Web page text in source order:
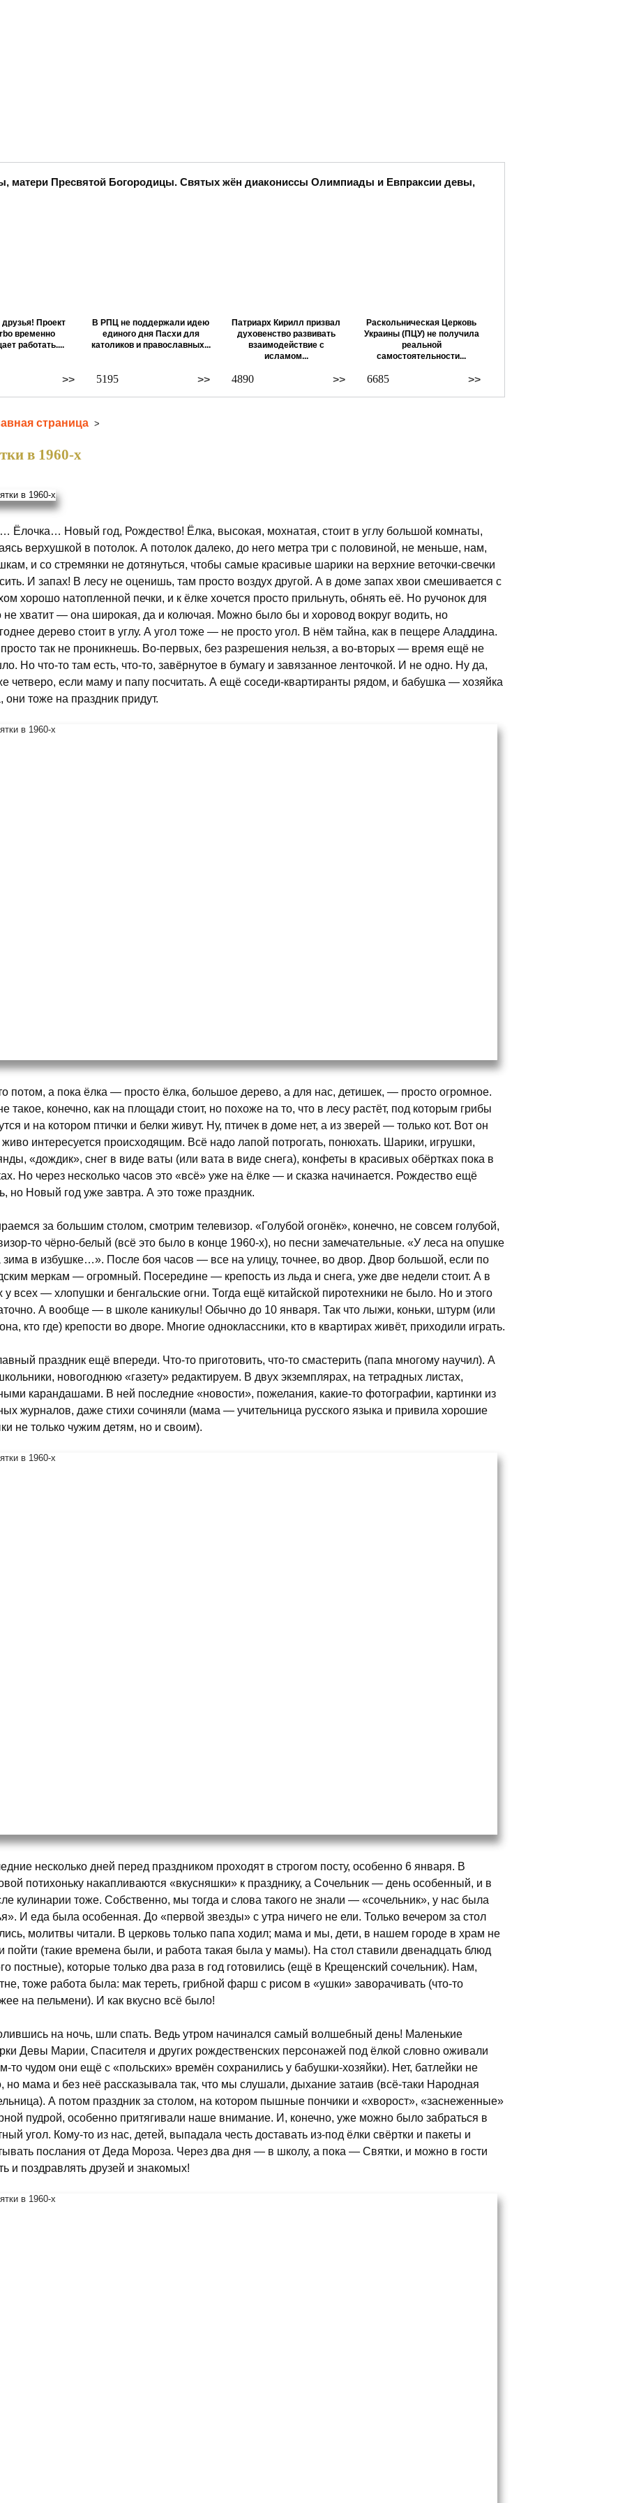
матери Пресвятой Богородицы. Святых жён диакониссы Олимпиады и Евпраксии девы,
Проект
временно
работать....
>>
В РПЦ не поддержали идею
единого дня Пасхи для
католиков и православных...
>>
5195
Патриарх Кирилл призвал
духовенство развивать
взаимодействие с
исламом...
>>
4890
Раскольническая Церковь
Украины (ПЦУ) не получила
реальной
самостоятельности...
>>
6685
страница >
в 1960-х
Ёлочка… Новый год, Рождество! Ёлка, высокая, мохнатая, стоит в углу большой комнаты,
верхушкой в потолок. А потолок далеко, до него метра три с половиной, не меньше, нам,
и со стремянки не дотянуться, чтобы самые красивые шарики на верхние веточки-свечки
И запах! В лесу не оценишь, там просто воздух другой. А в доме запах хвои смешивается с
хорошо натопленной печки, и к ёлке хочется просто прильнуть, обнять её. Но ручонок для
не хватит — она широкая, да и колючая. Можно было бы и хоровод вокруг водить, но
дерево стоит в углу. А угол тоже — не просто угол. В нём тайна, как в пещере Аладдина.
так не проникнешь. Во-первых, без разрешения нельзя, а во-вторых — время ещё не
Но что-то там есть, что-то, завёрнутое в бумагу и завязанное ленточкой. И не одно. Ну да,
четверо, если маму и папу посчитать. А ещё соседи-квартиранты рядом, и бабушка — хозяйка
они тоже на праздник придут.
потом, а пока ёлка — просто ёлка, большое дерево, а для нас, детишек, — просто огромное.
такое, конечно, как на площади стоит, но похоже на то, что в лесу растёт, под которым грибы
и на котором птички и белки живут. Ну, птичек в доме нет, а из зверей — только кот. Вот он
интересуется происходящим. Всё надо лапой потрогать, понюхать. Шарики, игрушки,
«дождик», снег в виде ваты (или вата в виде снега), конфеты в красивых обёртках пока в
Но через несколько часов это «всё» уже на ёлке — и сказка начинается. Рождество ещё
но Новый год уже завтра. А это тоже праздник.
за большим столом, смотрим телевизор. «Голубой огонёк», конечно, не совсем голубой,
то чёрно-белый (всё это было в конце 1960-х), но песни замечательные. «У леса на опушке
зима в избушке…». После боя часов — все на улицу, точнее, во двор. Двор большой, если по
меркам — огромный. Посередине — крепость из льда и снега, уже две недели стоит. А в
у всех — хлопушки и бенгальские огни. Тогда ещё китайской пиротехники не было. Но и этого
А вообще — в школе каникулы! Обычно до 10 января. Так что лыжи, коньки, штурм (или
кто где) крепости во дворе. Многие одноклассники, кто в квартирах живёт, приходили играть.
праздник ещё впереди. Что-то приготовить, что-то смастерить (папа многому научил). А
новогоднюю «газету» редактируем. В двух экземплярах, на тетрадных листах,
карандашами. В ней последние «новости», пожелания, какие-то фотографии, картинки из
журналов, даже стихи сочиняли (мама — учительница русского языка и привила хорошие
не только чужим детям, но и своим).
несколько дней перед праздником проходят в строгом посту, особенно 6 января. В
потихоньку накапливаются «вкусняшки» к празднику, а Сочельник — день особенный, и в
кулинарии тоже. Собственно, мы тогда и слова такого не знали — «сочельник», у нас была
И еда была особенная. До «первой звезды» с утра ничего не ели. Только вечером за стол
молитвы читали. В церковь только папа ходил; мама и мы, дети, в нашем городе в храм не
пойти (такие времена были, и работа такая была у мамы). На стол ставили двенадцать блюд
постные), которые только два раза в год готовились (ещё в Крещенский сочельник). Нам,
тоже работа была: мак тереть, грибной фарш с рисом в «ушки» заворачивать (что-то
на пельмени). И как вкусно всё было!
на ночь, шли спать. Ведь утром начинался самый волшебный день! Маленькие
Девы Марии, Спасителя и других рождественских персонажей под ёлкой словно оживали
то чудом они ещё с «польских» времён сохранились у бабушки-хозяйки). Нет, батлейки не
но мама и без неё рассказывала так, что мы слушали, дыхание затаив (всё-таки Народная
А потом праздник за столом, на котором пышные пончики и «хворост», «заснеженные»
пудрой, особенно притягивали наше внимание. И, конечно, уже можно было забраться в
угол. Кому-то из нас, детей, выпадала честь доставать из-под ёлки свёртки и пакеты и
послания от Деда Мороза. Через два дня — в школу, а пока — Святки, и можно в гости
и поздравлять друзей и знакомых!